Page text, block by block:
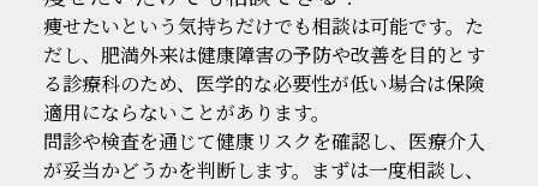
痩せたいという気持ちだけでも相談は可能です。た
だし、肥満外来は健康障害の予防や改善を目的とす
る診療科のため、医学的な必要性が低い場合は保険
適用にならないことがあります。
問診や検査を通じて健康リスクを確認し、医療介入
が妥当かどうかを判断します。まずは一度相談し、